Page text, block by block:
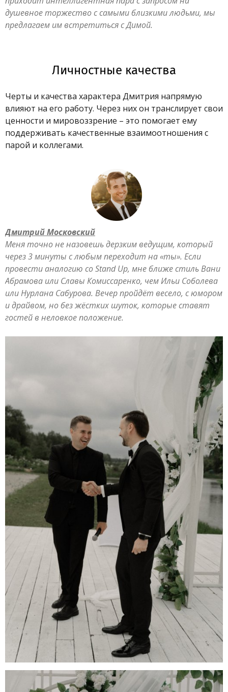
душевное торжество с самыми близкими людьми, мы
предлагаем им встретиться с Димой.
Личностные качества
Черты и качества характера Дмитрия напрямую
влияют на его работу. Через них он транслирует свои
ценности и мировоззрение – это помогает ему
поддерживать качественные взаимоотношения с
парой и коллегами.
Дмитрий Московский
Меня точно не назовешь дерзким ведущим, который
через 3 минуты с любым переходит на «ты». Если
провести аналогию со Stand Up, мне ближе стиль Вани
Абрамова или Славы Комиссаренко, чем Ильи Соболева
или Нурлана Сабурова. Вечер пройдёт весело, с юмором
и драйвом, но без жёстких шуток, которые ставят
гостей в неловкое положение.